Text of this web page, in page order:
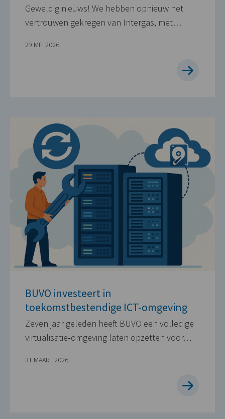
Geweldig nieuws! We hebben opnieuw het
vertrouwen gekregen van Intergas, met…
29 MEI 2026
BUVO investeert in
toekomstbestendige ICT-omgeving
Zeven jaar geleden heeft BUVO een volledige
virtualisatie‑omgeving laten opzetten voor…
31 MAART 2026